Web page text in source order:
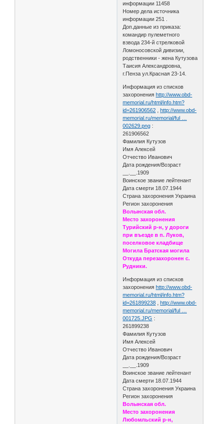
информации 11458
Номер дела источника
информации 251 .
Доп.данные из приказа:
командир пулеметного
взвода 234-й стрелковой
Ломоносовской дивизии,
родственники - жена Кутузова
Таисия Александровна,
г.Пенза ул.Красная 23-14.
Информация из списков
захоронения http://www.obd-
memorial.ru/html/info.htm?
id=261906562
http://www.obd-
memorial.ru/memorial/ful …
002629.png :
261906562
Фамилия Кутузов
Имя Алексей
Отчество Иванович
Дата рождения/Возраст
__.__.1909
Воинское звание лейтенант
Дата смерти 18.07.1944
Страна захоронения Украина
Регион захоронения
Волынская обл.
Место захоронения
Турийский р-н, у дороги
при въезде в п. Луков,
поселковое кладбище
Могила Братская могила
Откуда перезахоронен с.
Рудники.
Информация из списков
захоронения http://www.obd-
memorial.ru/html/info.htm?
id=261899238
http://www.obd-
memorial.ru/memorial/ful …
001725.JPG :
261899238
Фамилия Кутузов
Имя Алексей
Отчество Иванович
Дата рождения/Возраст
__.__.1909
Воинское звание лейтенант
Дата смерти 18.07.1944
Страна захоронения Украина
Регион захоронения
Волынская обл.
Место захоронения
Любомльский р-н,